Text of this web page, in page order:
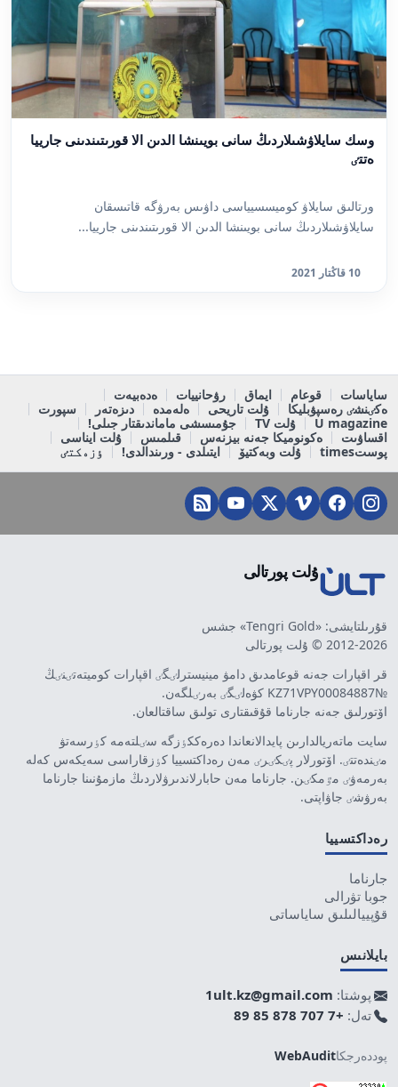
وسك سايلاۋشىلاردىڭ سانى بويىنشا الدىن الا قورىتىندىنى جارييا
ەتتٸ
ورتالىق سايلاۋ كوميسسيياسى داۋىس بەرۋگە قاتىسقان
سايلاۋشىلاردىڭ سانى بويىنشا الدىن الا قورىتىندىنى جارييا...
10 قاڭتار 2021
ساياسات قوعام ايماق رۋحانييات
ەدەبيەت
ەكٸنشٸ رەسپۋبليكا
ۇلت تاريحى ەلەمدە دىزەتەر
سپورت
U magazine
ۇلت TV
جۇمىسشى ماماندىقتار جىلى!
اقساۋىت
ەكونوميكا جەنە بيزنەس قىلمىس
ۇلت ايناسى
پوستtimes
ۇلت وبەكتيۆ ايتىلدى - ورىندالدى! ٶزەكتٸ
ۇلت پورتالى
قۇرىلتايشى: «Tengri Gold» جشس
2012-2026 © ۇلت پورتالى
قر اقپارات جەنە قوعامدىق دامۋ مينيسترلٸگٸ اقپارات كوميتەتٸنٸڭ
№KZ71VPY00084887 كۋەلٸگٸ بەرٸلگەن.
اۆتورلىق جەنە جارناما قۇقىقتارى تولىق ساقتالعان.
سايت ماتەريالدارىن پايدالانعاندا دەرەككٶزگە سٸلتەمە كٶرسەتۋ
مٸندەتتٸ. اۆتورلار پٸكٸرٸ مەن رەداكتسييا كٶزقاراسى سەيكەس كەلە
بەرمەۋٸ مٷمكٸن. جارناما مەن حابارلاندىرۋلاردىڭ مازمۇنىنا جارناما
بەرۋشٸ جاۋاپتى.
رەداكتسييا
جارناما
جوبا تۋرالى
قۇپييالىلىق ساياساتى
بايلانىس
پوشتا: 1ult.kz@gmail.com
تەل: +7 707 878 85 89
پوددەرجكاWebAudit